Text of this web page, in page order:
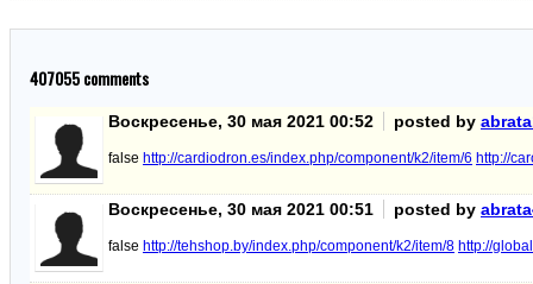
407055comments
Воскресенье, 30 мая 2021 00:52 posted by
false http://cardiodron.es/index.php/component/k2/item/6 http://
Воскресенье, 30 мая 2021 00:51 posted by
false http://tehshop.by/index.php/component/k2/item/8 http://